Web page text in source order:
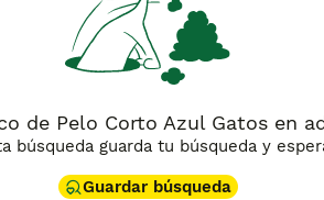
y musculosa, con un pelaje
adaptable: tolerante con los
una raza exigente ni ruidosa;
para quienes buscan un
de Pelo Corto Azul Gatos en
búsqueda guarda tu búsqueda y
Guardar búsqueda